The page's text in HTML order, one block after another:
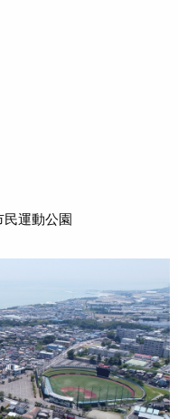
民運動公園